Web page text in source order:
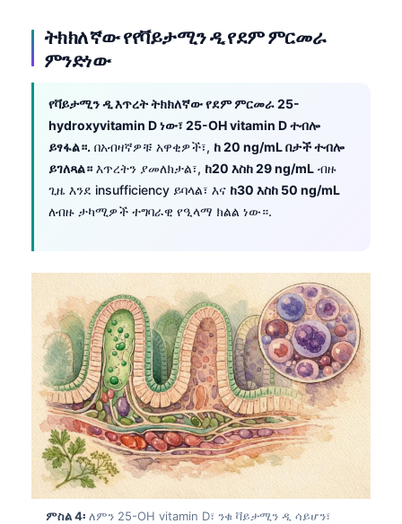
ትክክለኛው የየቫይታሚን ዲ የደም ምርመራ
ምንድነው
የቫይታሚን ዲ እጥረት ትክክለኛው የደም ምርመራ 25-
hydroxyvitamin D ነው፣ 25-OH vitamin D ተብሎ
ይፃፋል።. በአብዛኛዎቹ አዋቂዎች፣, ከ 20 ng/mL በታች ተብሎ
ይገለጻል። እጥረትን ያመለክታል፣, ከ20 እስከ 29 ng/mL ብዙ
ጊዜ እንደ insufficiency ይባላል፣ እና ከ30 እስከ 50 ng/mL
ለብዙ ታካሚዎች ተግባራዊ የዒላማ ክልል ነው።.
ምስል 4፡ ለምን 25-OH vitamin D፣ ንቁ ቫይታሚን ዲ ሳይሆን፣